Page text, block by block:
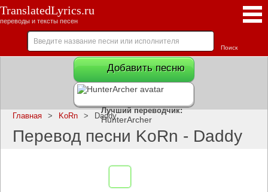
TranslatedLyrics.ru
переводы и тексты песен
Добавить песню
Лучший переводчик:
HunterArcher
Главная > KoRn > Daddy
Перевод песни KoRn - Daddy